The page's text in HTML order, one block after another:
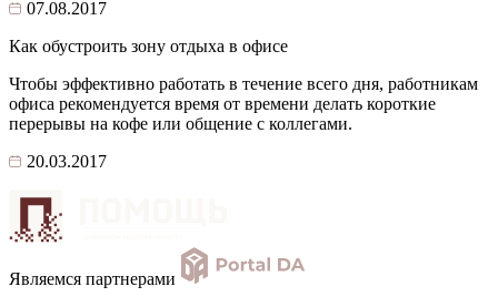
07.08.2017
Как обустроить зону отдыха в офисе
Чтобы эффективно работать в течение всего дня, работникам
офиса рекомендуется время от времени делать короткие
перерывы на кофе или общение с коллегами.
20.03.2017
Являемся партнерами